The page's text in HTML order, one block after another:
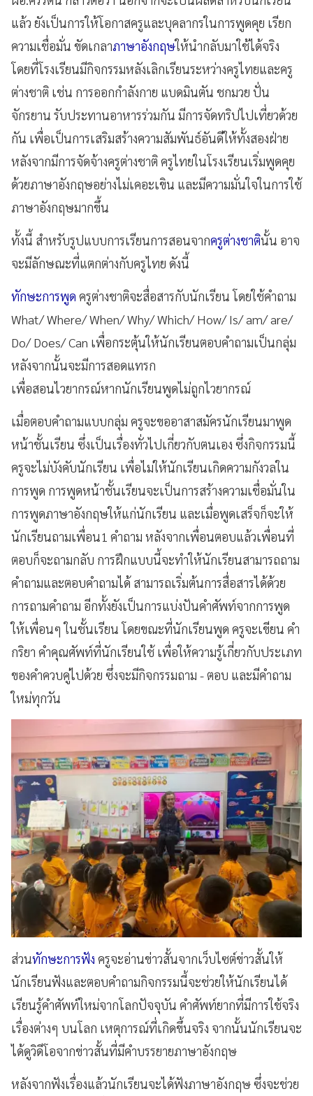
แล้ว ยังเป็นการให้โอกาสครูและบุคลากรในการพูดคุย เรียก
ความเชื่อมั่น ขัดเกลาภาษาอังกฤษให้นำกลับมาใช้ได้จริง
โดยที่โรงเรียนมีกิจกรรมหลังเลิกเรียนระหว่างครูไทยและครู
ต่างชาติ เช่น การออกกำลังกาย แบดมินตัน ชกมวย ปั่น
จักรยาน รับประทานอาหารร่วมกัน มีการจัดทริปไปเที่ยวด้วย
กัน เพื่อเป็นการเสริมสร้างความสัมพันธ์อันดีให้ทั้งสองฝ่าย
หลังจากมีการจัดจ้างครูต่างชาติ ครูไทยในโรงเรียนเริ่มพูดคุย
ด้วยภาษาอังกฤษอย่างไม่เคอะเขิน และมีความมั่นใจในการใช้
ภาษาอังกฤษมากขึ้น
ทั้งนี้ สำหรับรูปแบบการเรียนการสอนจากครูต่างชาตินั้น อาจ
จะมีลักษณะที่แตกต่างกับครูไทย ดังนี้
ทักษะการพูด ครูต่างชาติจะสื่อสารกับนักเรียน โดยใช้คำถาม
What/ Where/ When/ Why/ Which/ How/ Is/ am/ are/
Do/ Does/ Can เพื่อกระตุ้นให้นักเรียนตอบคำถามเป็นกลุ่ม
หลังจากนั้นจะมีการสอดแทรก
เพื่อสอนไวยากรณ์หากนักเรียนพูดไม่ถูกไวยากรณ์
เมื่อตอบคำถามแบบกลุ่ม ครูจะขออาสาสมัครนักเรียนมาพูด
หน้าชั้นเรียน ซึ่งเป็นเรื่องทั่วไปเกี่ยวกับตนเอง ซึ่งกิจกรรมนี้
ครูจะไม่บังคับนักเรียน เพื่อไม่ให้นักเรียนเกิดความกังวลใน
การพูด การพูดหน้าชั้นเรียนจะเป็นการสร้างความเชื่อมั่นใน
การพูดภาษาอังกฤษให้แก่นักเรียน และเมื่อพูดเสร็จก็จะให้
นักเรียนถามเพื่อน1 คำถาม หลังจากเพื่อนตอบแล้วเพื่อนที่
ตอบก็จะถามกลับ การฝึกแบบนี้จะทำให้นักเรียนสามารถถาม
คำถามและตอบคำถามได้ สามารถเริ่มต้นการสื่อสารได้ด้วย
การถามคำถาม อีกทั้งยังเป็นการแบ่งปันคำศัพท์จากการพูด
ให้เพื่อนๆ ในชั้นเรียน โดยขณะที่นักเรียนพูด ครูจะเขียน คำ
กริยา คำคุณศัพท์ที่นักเรียนใช้ เพื่อให้ความรู้เกี่ยวกับประเภท
ของคำควบคู่ไปด้วย ซึ่งจะมีกิจกรรมถาม - ตอบ และมีคำถาม
ใหม่ทุกวัน
ส่วนทักษะการฟัง ครูจะอ่านข่าวสั้นจากเว็บไซต์ข่าวสั้นให้
นักเรียนฟังและตอบคำถามกิจกรรมนี้จะช่วยให้นักเรียนได้
เรียนรู้คำศัพท์ใหม่จากโลกปัจจุบัน คำศัพท์ยากที่มีการใช้จริง
เรื่องต่างๆ บนโลก เหตุการณ์ที่เกิดขึ้นจริง จากนั้นนักเรียนจะ
ได้ดูวิดีโอจากข่าวสั้นที่มีคำบรรยายภาษาอังกฤษ
หลังจากฟังเรื่องแล้วนักเรียนจะได้ฟังภาษาอังกฤษ ซึ่งจะช่วย